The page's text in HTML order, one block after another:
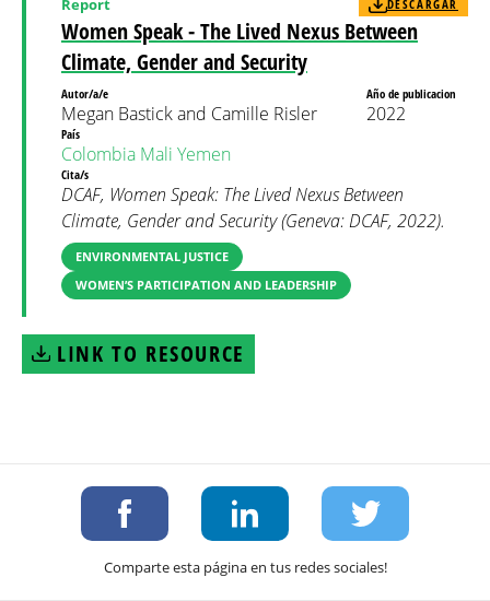
Women Speak - The Lived Nexus Between
Climate, Gender and Security
DESCARGAR
Autor/a/e
Megan Bastick and Camille Risler
Año de publicacion
2022
País
Colombia Mali Yemen
Cita/s
DCAF, Women Speak: The Lived Nexus Between
Climate, Gender and Security (Geneva: DCAF, 2022).
ENVIRONMENTAL JUSTICE
WOMEN’S PARTICIPATION AND LEADERSHIP
LINK TO RESOURCE
Comparte esta página en tus redes sociales!